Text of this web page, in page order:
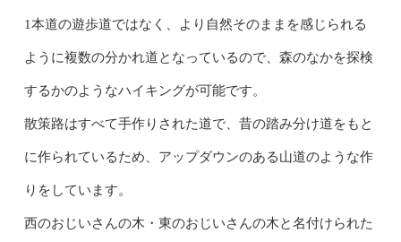
1本道の遊歩道ではなく、より自然そのままを感じられる
ように複数の分かれ道となっているので、森のなかを探検
するかのようなハイキングが可能です。
散策路はすべて手作りされた道で、昔の踏み分け道をもと
に作られているため、アップダウンのある山道のような作
りをしています。
西のおじいさんの木・東のおじいさんの木と名付けられた